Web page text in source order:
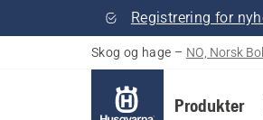
Registrering for
Skog og hage – NO, Norsk
Produkter